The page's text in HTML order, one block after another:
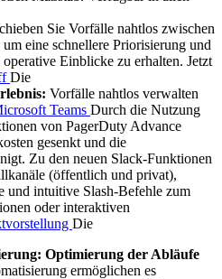
Sie Vorfälle nahtlos zwischen
eine schnellere Priorisierung und
Einblicke zu erhalten. Jetzt
Die
Vorfälle nahtlos verwalten
Teams Durch die Nutzung
von PagerDuty Advance
gesenkt und die
Zu den neuen Slack-Funktionen
(öffentlich und privat),
und intuitive Slash-Befehle zum
oder interaktiven
Die
Optimierung der Abläufe
ermöglichen es